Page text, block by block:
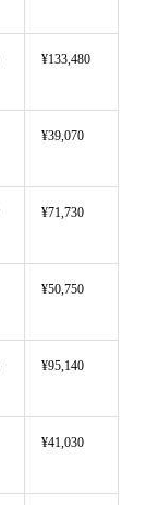
¥133,480
¥39,070
¥71,730
¥50,750
¥95,140
¥41,030